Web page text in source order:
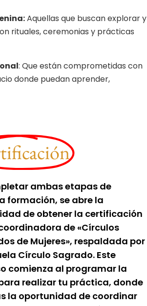
:Aquellas que buscan explorar y
rituales, ceremonias y prácticas
: Que están comprometidas con
donde puedan aprender,
ambas etapas de
formación, se abre la
de obtener la certificación
de «Círculos
de Mujeres», respaldada por
Círculo Sagrado. Este
comienza al programar la
realizar tu práctica, donde
la oportunidad de coordinar